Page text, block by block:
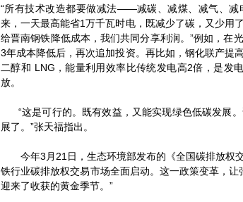
“所有技术改造都要做减法——减碳、减煤、减气、减
来，一天最高能省1万千瓦时电，既减少了碳，又少用
给晋南钢铁降低成本，我们共同分享利润。”例如，在
3年成本降低后，再次追加投资。再比如，钢化联产提
二醇和 LNG，能量利用效率比传统发电高2倍，是发
放。
“这是可行的。既有效益，又能实现绿色低碳发展
展了。”张天福指出。
今年3月21日，生态环境部发布的《全国碳排放权
铁行业碳排放权交易市场全面启动。这一政策变革，
迎来了收获的黄金季节。”